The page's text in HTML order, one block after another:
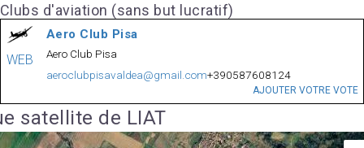
Clubs d'aviation (sans but lucratif)
WEB
Aero Club Pisa
Aero Club Pisa
aeroclubpisavaldea@gmail.com+390587608124
AJOUTER VOTRE VOTE
satellite de LIAT